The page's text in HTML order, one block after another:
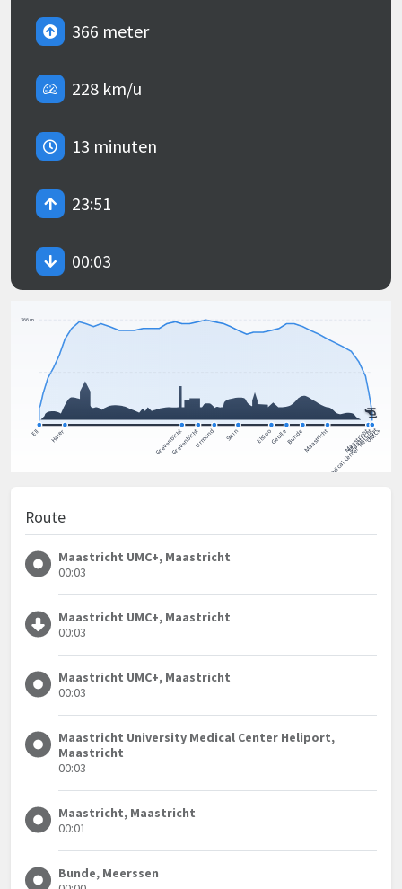
366 meter
228 km/u
13 minuten
23:51
00:03
Route
Maastricht UMC+, Maastricht
00:03
Maastricht UMC+, Maastricht
00:03
Maastricht UMC+, Maastricht
00:03
Maastricht University Medical Center Heliport,
Maastricht
00:03
Maastricht, Maastricht
00:01
Bunde, Meerssen